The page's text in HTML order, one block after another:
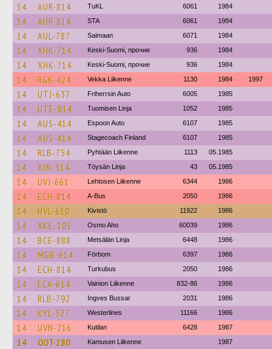
14 AUR-814 TuKL 6061 1984
14 AUR-814 STA 6061 1984
14 AUL-787 Saimaan 6071 1984
14 XHK-714 Keski-Suomi, прочие 936 1984
14 XHK-714 Keski-Suomi, прочие 936 1984
14 RGK-424 Vekka Liikenne 1130 1984 1997
14 UTJ-637 Friherrsin Auto 6005 1985
14 UTE-814 Tuomisen Linja 1052 1985
14 AUS-414 Espoon Auto 6107 1985
14 AUS-414 Stagecoach Finland 6107 1985
14 RLB-754 Pyhtään Liikenne 1113 05.1985
14 XJN-314 Töysän Linja 43 05.1985
14 UVJ-661 Lehtosen Liikenne 6344 1986
14 ECH-814 A-Bus 2050 1986
14 HVL-610 Kivistö 11922 1986
14 XKE-105 Osmo Aho 60039 1986
14 BCE-888 Metsälän Linja 6448 1986
14 MGB-614 Förbom 6397 1986
14 ECH-814 Turkubus 2050 1986
14 ECA-614 Vainion Liikenne 832-86 1986
14 RLB-792 Ingves Bussar 2031 1986
14 KYL-527 Westerlines 11166 1986
14 UVN-216 Kutilan 6428 1987
14 OOT-280 Kamusen Liikenne 1987